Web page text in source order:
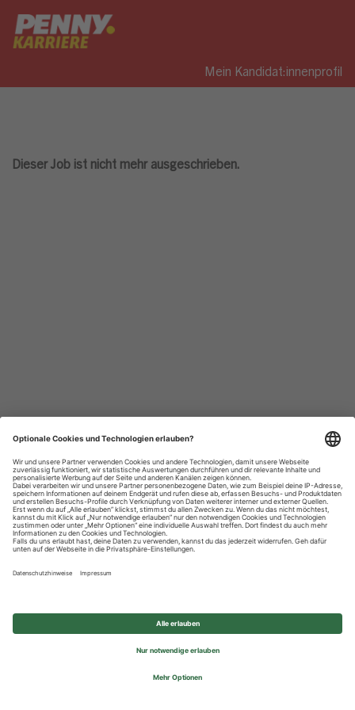
Mein Kandidat:innenprofil
Dieser Job ist nicht mehr ausgeschrieben.
Datenschutzhinweise
Impressum
Privatsphäre-Einstellungen
© 2026 REWE Group - All rights reserved